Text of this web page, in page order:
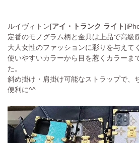
ルイヴィトン[アイ・トランク ライト
定番のモノグラム柄と金具は上品で高級
大人女性のファッションに彩りを与えて
使いやすいカラーから目を惹くカラーま
た。
斜め掛け・肩掛け可能なストラップで、
便利に^^